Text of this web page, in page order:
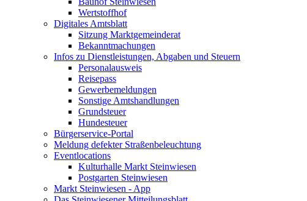
Wertstoffhof
Digitales Amtsblatt
Sitzung Marktgemeinderat
Bekanntmachungen
Infos zu Dienstleistungen, Abgaben und Steuern
Personalausweis
Reisepass
Gewerbemeldungen
Sonstige Amtshandlungen
Grundsteuer
Hundesteuer
Bürgerservice-Portal
Meldung defekter Straßenbeleuchtung
Eventlocations
Kulturhalle Markt Steinwiesen
Postgarten Steinwiesen
Markt Steinwiesen - App